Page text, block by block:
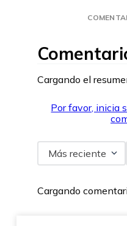
Cargando el
Por favor, inicia
Más reciente
Cargando